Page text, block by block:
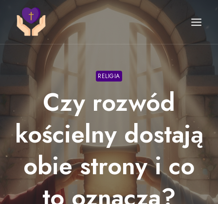
Przejdź
RELIGIA
Czy rozwód
kościelny dostają
obie strony i co